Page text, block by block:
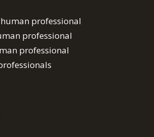
professional
professional
professional